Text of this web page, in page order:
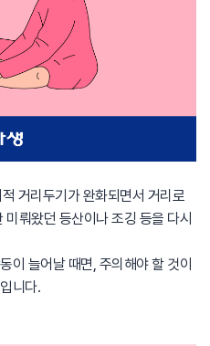
거리두기가 완화되면서 거리로
뤄왔던 등산이나 조깅 등을 다시
이 늘어날 때면, 주의해야 할 것이
니다.